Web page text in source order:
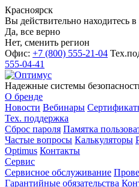
Красноярск
Вы действительно находитесь
Да, все верно
Нет, сменить регион
Офис: +7 (800) 555-21-04
555-04-41
Надежные системы
О бренде
Новости Вебинары
Тех. поддержка
Сброс пароля Памятка
Частые вопросы Калькуляторы
Optimus Контакты
Сервис
Сервисное обслуживание
Гарантийные обязательства